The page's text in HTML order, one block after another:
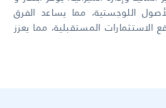
اللوجستية، مما يساعد الفرق
الاستثمارات المستقبلية، مما يعزز